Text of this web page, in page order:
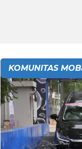
KOMUNITAS